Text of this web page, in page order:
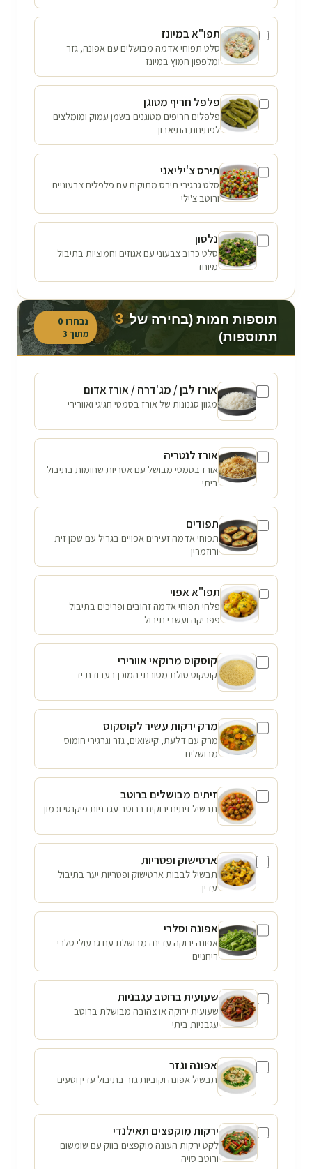
תפו"א במיונז
סלט תפוחי אדמה מבושלים עם אפונה, גזר
ומלפפון חמוץ במיונז
פלפל חריף מטוגן
פלפלים חריפים מטוגנים בשמן עמוק ומומלצים
לפתיחת התיאבון
תירס צ'יליאני
סלט גרגירי תירס מתוקים עם פלפלים צבעוניים
ורוטב צ'ילי
נלסון
סלט כרוב צבעוני עם אגוזים וחמוציות בתיבול
מיוחד
תוספות חמות (בחירה של 3
תתוספות)
נבחרו 0
מתוך 3
אורז לבן / מג'דרה / אורז אדום
מגוון סגנונות של אורז בסמטי חגיגי ואוורירי
אורז לנטריה
אורז בסמטי מבושל עם אטריות שחומות בתיבול
ביתי
תפודים
תפוחי אדמה זעירים אפויים בגריל עם שמן זית
ורוזמרין
תפו"א אפוי
פלחי תפוחי אדמה זהובים ופריכים בתיבול
פפריקה ועשבי תיבול
קוסקוס מרוקאי אוורירי
קוסקוס סולת מסורתי המוכן בעבודת יד
מרק ירקות עשיר לקוסקוס
מרק עם דלעת, קישואים, גזר וגרגירי חומוס
מבושלים
זיתים מבושלים ברוטב
תבשיל זיתים ירוקים ברוטב עגבניות פיקנטי וכמון
ארטישוק ופטריות
תבשיל לבבות ארטישוק ופטריות יער בתיבול
עדין
אפונה וסלרי
אפונה ירוקה עדינה מבושלת עם גבעולי סלרי
ריחניים
שעועית ברוטב עגבניות
שעועית ירוקה או צהובה מבושלת ברוטב
עגבניות ביתי
אפונה וגזר
תבשיל אפונה וקוביות גזר בתיבול עדין וטעים
ירקות מוקפצים תאילנדי
לקט ירקות העונה מוקפצים בווק עם שומשום
ורוטב סויה